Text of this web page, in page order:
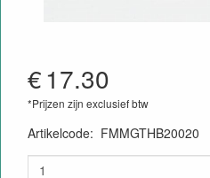
€17.30
*Prijzen zijn exclusief btw
Artikelcode: FMMGTHB20020